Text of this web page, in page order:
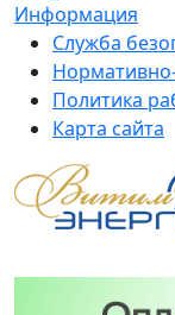
Информация
Служба
Политика
Карта сайта